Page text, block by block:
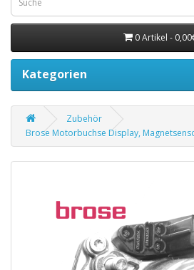
0 Artikel -
Kategorien
Zubehör
Brose Motorbuchse Display,